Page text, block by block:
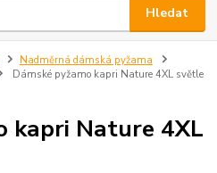
Hledat
Nadměrná dámská pyžama
Dámské pyžamo kapri Nature 4XL světle
kapri Nature 4XL